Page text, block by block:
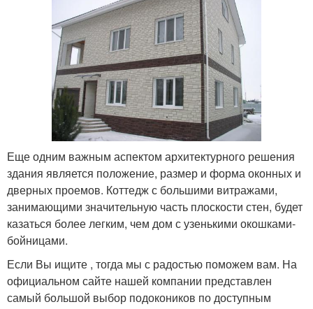
Еще одним важным аспектом архитектурного решения
здания является положение, размер и форма оконных и
дверных проемов. Коттедж с большими витражами,
занимающими значительную часть плоскости стен, будет
казаться более легким, чем дом с узенькими окошками-
бойницами.
Если Вы ищите , тогда мы с радостью поможем вам. На
официальном сайте нашей компании представлен
самый большой выбор подокоников по доступным